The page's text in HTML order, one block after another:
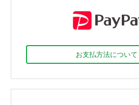
お支払方法について